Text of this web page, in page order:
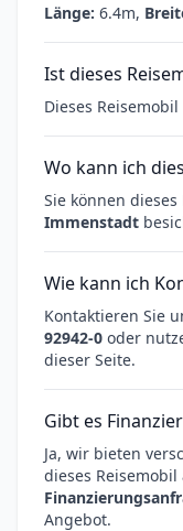
Länge: 6.4m,
Ist dieses
Dieses
Wo kann ich
Sie können
Immenstadt
Wie kann ich
Kontaktieren Sie
92942-0 oder
dieser Seite.
Gibt es
Ja, wir bieten
dieses
Angebot.